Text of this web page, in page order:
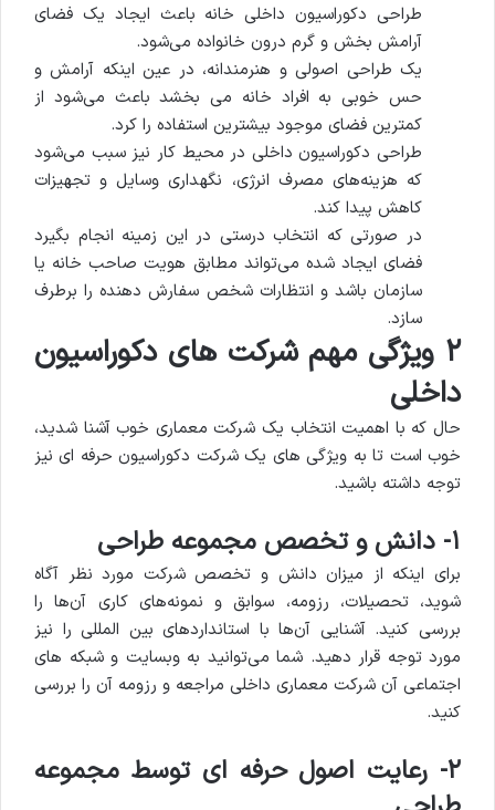
طراحی دکوراسیون داخلی خانه باعث ایجاد یک فضای
آرامش بخش و گرم درون خانواده می‌شود.
یک طراحی اصولی و هنرمندانه، در عین اینکه آرامش و
حس خوبی به افراد خانه می بخشد باعث می‌شود از
کمترین فضای موجود بیشترین استفاده را کرد.
طراحی دکوراسیون داخلی در محیط کار نیز سبب می‌شود
که هزینه‌های مصرف انرژی، نگهداری وسایل و تجهیزات
کاهش پیدا کند.
در صورتی که انتخاب درستی در این زمینه انجام بگیرد
فضای ایجاد شده می‌تواند مطابق هویت صاحب خانه یا
سازمان باشد و انتظارات شخص سفارش دهنده را برطرف
سازد.
۲ ویژگی مهم شرکت های دکوراسیون
داخلی
حال که با اهمیت انتخاب یک شرکت معماری خوب آشنا شدید،
خوب است تا به ویژگی های یک شرکت دکوراسیون حرفه ای نیز
توجه داشته باشید.
۱- دانش و تخصص مجموعه طراحی
برای اینکه از میزان دانش و تخصص شرکت مورد نظر آگاه
شوید، تحصیلات، رزومه، سوابق و نمونه‌های کاری آن‌ها را
بررسی کنید. آشنایی آن‌ها با استانداردهای بین المللی را نیز
مورد توجه قرار دهید. شما می‌توانید به وبسایت و شبکه های
اجتماعی آن شرکت معماری داخلی مراجعه و رزومه آن را بررسی
کنید.
۲- رعایت اصول حرفه ای توسط مجموعه